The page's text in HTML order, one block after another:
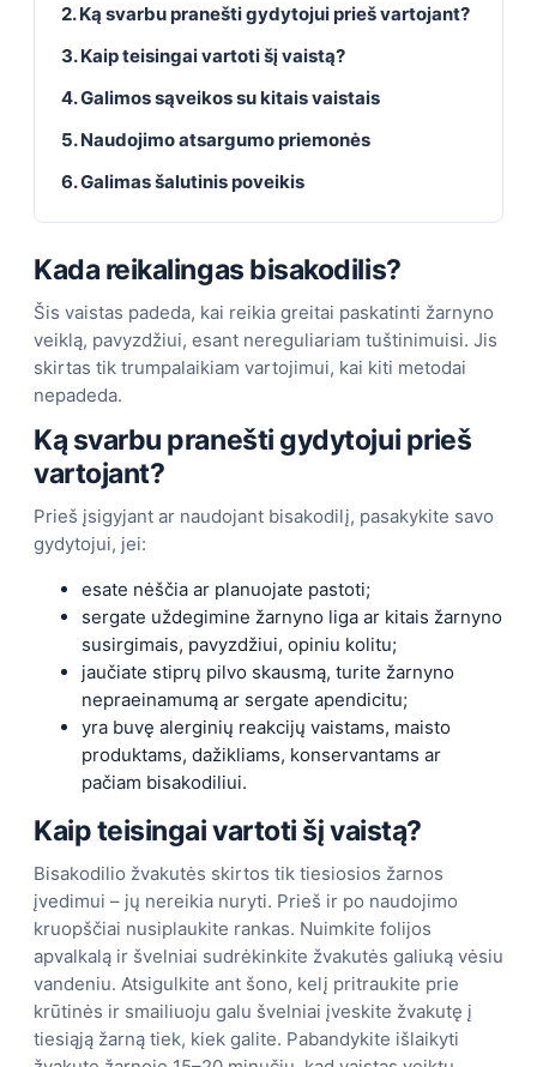
2. Ką svarbu pranešti gydytojui prieš vartojant?
3. Kaip teisingai vartoti šį vaistą?
4. Galimos sąveikos su kitais vaistais
5. Naudojimo atsargumo priemonės
6. Galimas šalutinis poveikis
Kada reikalingas bisakodilis?
Šis vaistas padeda, kai reikia greitai paskatinti žarnyno
veiklą, pavyzdžiui, esant nereguliariam tuštinimuisi. Jis
skirtas tik trumpalaikiam vartojimui, kai kiti metodai
nepadeda.
Ką svarbu pranešti gydytojui prieš
vartojant?
Prieš įsigyjant ar naudojant bisakodilį, pasakykite savo
gydytojui, jei:
esate nėščia ar planuojate pastoti;
sergate uždegimine žarnyno liga ar kitais žarnyno
susirgimais, pavyzdžiui, opiniu kolitu;
jaučiate stiprų pilvo skausmą, turite žarnyno
nepraeinamumą ar sergate apendicitu;
yra buvę alerginių reakcijų vaistams, maisto
produktams, dažikliams, konservantams ar
pačiam bisakodiliui.
Kaip teisingai vartoti šį vaistą?
Bisakodilio žvakutės skirtos tik tiesiosios žarnos
įvedimui – jų nereikia nuryti. Prieš ir po naudojimo
kruopščiai nusiplaukite rankas. Nuimkite folijos
apvalkalą ir švelniai sudrėkinkite žvakutės galiuką vėsiu
vandeniu. Atsigulkite ant šono, kelį pritraukite prie
krūtinės ir smailiuoju galu švelniai įveskite žvakutę į
tiesiąją žarną tiek, kiek galite. Pabandykite išlaikyti